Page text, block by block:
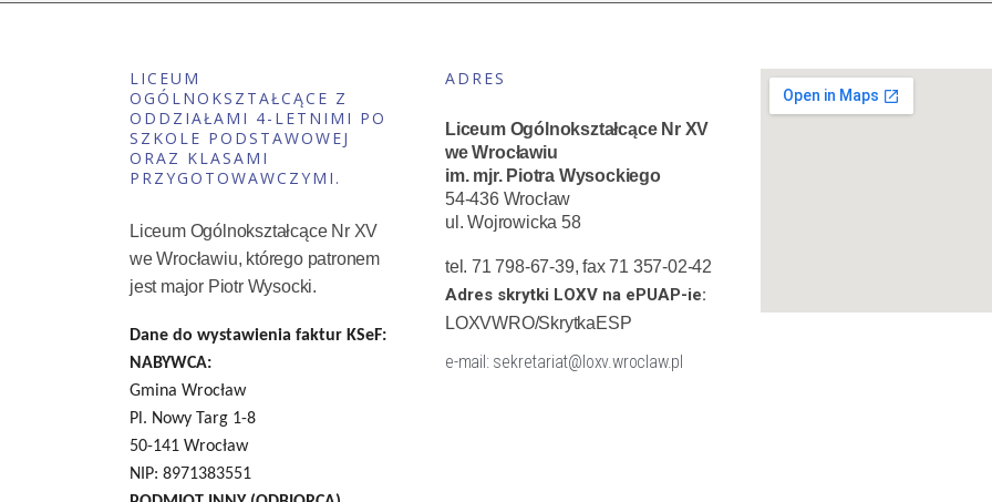
LICEUM
OGÓLNOKSZTAŁCĄCE Z
ODDZIAŁAMI 4-LETNIMI PO
SZKOLE PODSTAWOWEJ
ORAZ KLASAMI
PRZYGOTOWAWCZYMI.
Liceum Ogólnokształcące Nr XV
we Wrocławiu, którego patronem
jest major Piotr Wysocki.
Dane do wystawienia faktur KSeF:
NABYWCA:
Gmina Wrocław
Pl. Nowy Targ 1-8
50-141 Wrocław
NIP: 8971383551
ADRES
Liceum Ogólnokształcące Nr XV
we Wrocławiu
im. mjr. Piotra Wysockiego
54-436 Wrocław
ul. Wojrowicka 58
tel. 71 798-67-39, fax 71 357-02-42
Adres skrytki LOXV na ePUAP-ie:
LOXVWRO/SkrytkaESP
e-mail: sekretariat@loxv.wroclaw.pl